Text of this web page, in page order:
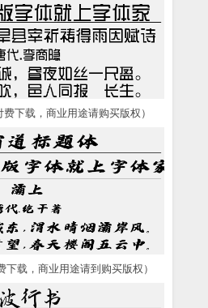
下载，商业用途请购买版权）
载，商业用途请到购买版权）